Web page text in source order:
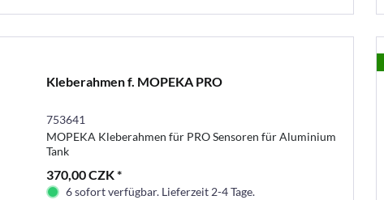
Kleberahmen f. MOPEKA PRO
753641
MOPEKA Kleberahmen für PRO Sensoren für Aluminium
Tank
370,00 CZK *
6 sofort verfügbar. Lieferzeit 2-4 Tage.